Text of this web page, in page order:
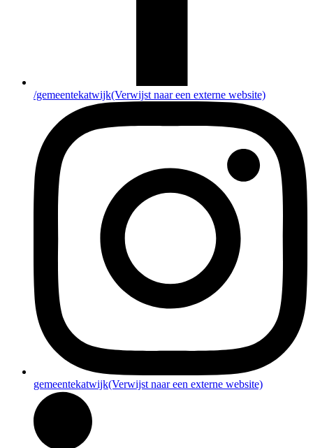
/gemeentekatwijk(Verwijst naar een externe website)
gemeentekatwijk(Verwijst naar een externe website)